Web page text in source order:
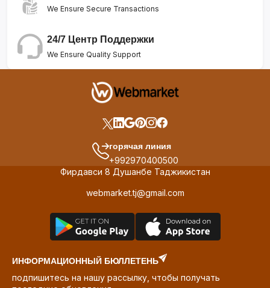
We Ensure Secure Transactions
24/7 Центр Поддержки
We Ensure Quality Support
горячая линия
+992970400500
Фирдавси 8 Душанбе Таджикистан
webmarket.tj@gmail.com
ИНФОРМАЦИОННЫЙ БЮЛЛЕТЕНЬ
подпишитесь на нашу рассылку, чтобы получать